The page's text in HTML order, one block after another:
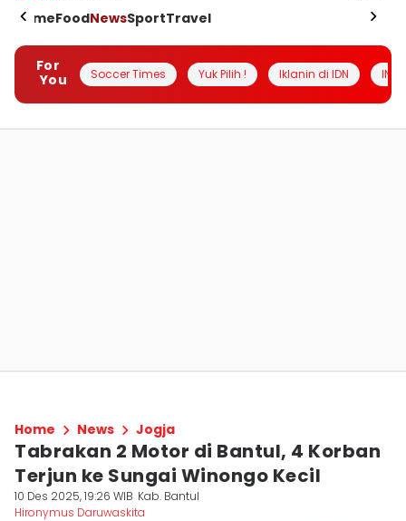
HomeFoodNewsSportTravel
For
You
Soccer Times Yuk Pilih ! Iklanin di IDN
Home News Jogja
Tabrakan 2 Motor di Bantul, 4 Korban
Terjun ke Sungai Winongo Kecil
10 Des 2025, 19:26 WIB Kab. Bantul
Hironymus Daruwaskita